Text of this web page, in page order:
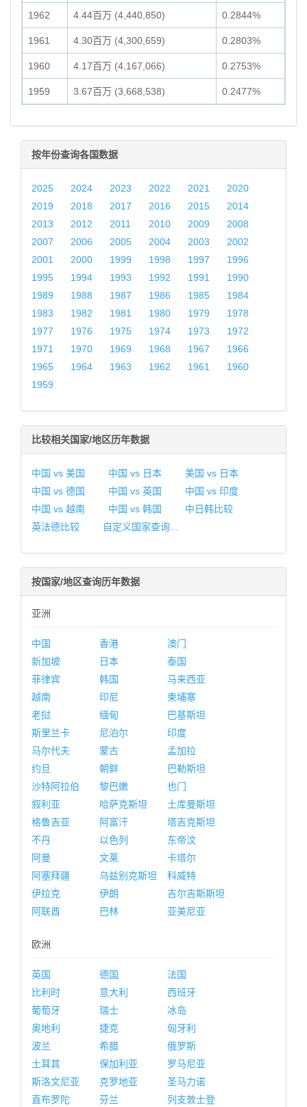
1962 4.44百万 (4,440,850) 0.2844%
1961 4.30百万 (4,300,659) 0.2803%
1960 4.17百万 (4,167,066) 0.2753%
1959 3.67百万 (3,668,538) 0.2477%
按年份查询各国数据
2025 2024 2023 2022 2021
2020
2019
2018 2017 2016 2015
2014
2013
2012 2011 2010 2009
2008
2007
2006 2005 2004 2003
2002
2001
2000 1999 1998 1997
1996
1995
1994 1993 1992 1991
1990
1989
1988 1987 1986 1985
1984
1983
1982 1981 1980 1979
1978
1977
1976 1975 1974 1973
1972
1971
1970 1969 1968 1967
1966
1965
1964 1963 1962 1961
1960
1959
比较相关国家/地区历年数据
中国 vs 美国 中国 vs 日本
美国 vs 日本
中国 vs 德国
中国 vs 英国
中国 vs 印度
中国 vs 越南
中国 vs 韩国
中日韩比较
英法德比较
自定义国家查询...
按国家/地区查询历年数据
亚洲
中国 香港
澳门
新加坡
日本
泰国
菲律宾
韩国
马来西亚
越南
印尼
柬埔寨
老挝
缅甸
巴基斯坦
斯里兰卡
尼泊尔
印度
马尔代夫
蒙古
孟加拉
约旦
朝鲜
巴勒斯坦
沙特阿拉伯
黎巴嫩
也门
叙利亚
哈萨克斯坦
土库曼斯坦
格鲁吉亚
阿富汗
塔吉克斯坦
不丹
以色列
东帝汶
阿曼
文莱
卡塔尔
阿塞拜疆
乌兹别克斯坦
科威特
伊拉克
伊朗
吉尔吉斯斯坦
阿联酋
巴林 亚美尼亚
欧洲
英国 德国
法国
比利时
意大利
西班牙
葡萄牙
瑞士
冰岛
奥地利
捷克
匈牙利
波兰
希腊
俄罗斯
土耳其
保加利亚
罗马尼亚
斯洛文尼亚
克罗地亚
圣马力诺
直布罗陀
芬兰
列支敦士登